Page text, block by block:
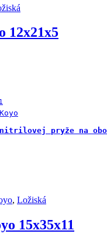
12x21x5
pryže na
, Ložiská
15x35x11